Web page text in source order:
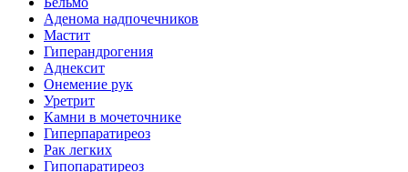
Аденома надпочечников
Мастит
Гиперандрогения
Аднексит
Онемение рук
Уретрит
Камни в мочеточнике
Гиперпаратиреоз
Рак легких
Гипопаратиреоз